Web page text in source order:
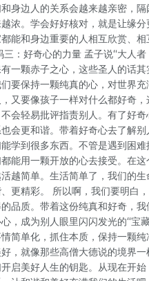
身边人的关系会越来越亲密，
浓。学会好好核对，就是让缘分
能和身边重要的人相互欣赏、
三：好奇心的力量 孟子说“大人
一颗赤子之心，这些圣人的话
要保持一颗纯真的心，对世界
又要像孩子一样对什么都好奇
会轻易批评指责别人。有了好奇
会更和谐。带着好奇心去了解
学到很多东西。不管是遇到困
能用一颗开放的心去接受。在
越简单。生活简单了，我们的
更精彩。 所以啊，我们要明白
品质。带着这份纯真和好奇，
，成为别人眼里闪闪发光的“宝
简单化，抓住本质，保持一颗
，就像那些高僧大德说的境界一
启美好人生的钥匙。从现在开